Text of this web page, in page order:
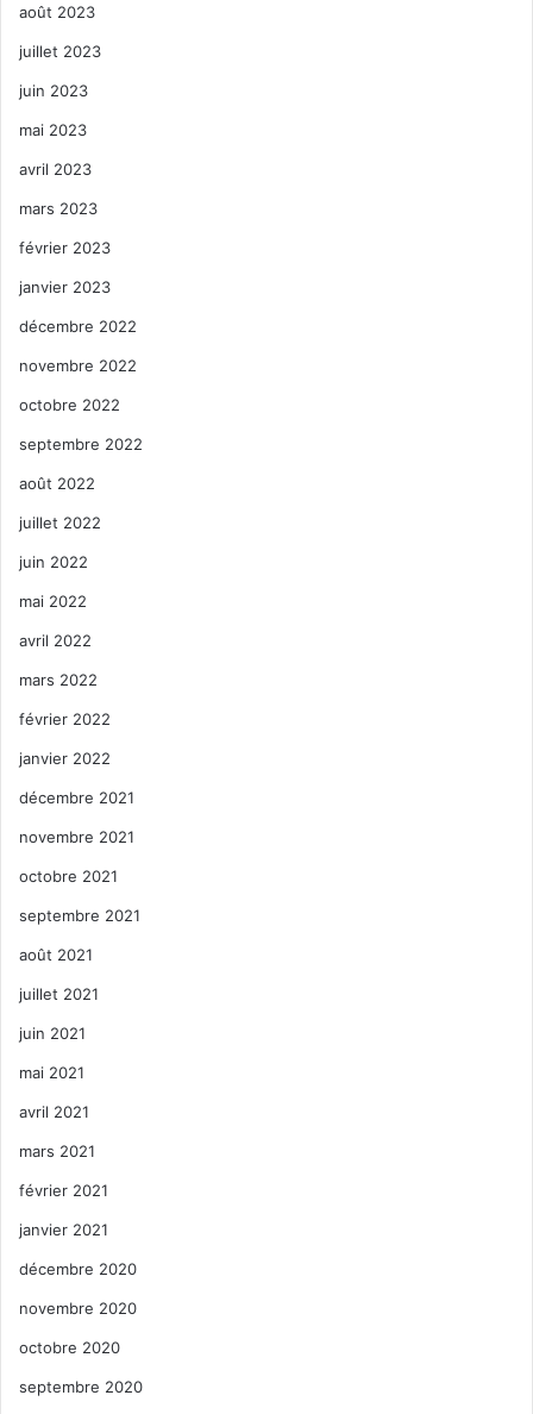
août 2023
juillet 2023
juin 2023
mai 2023
avril 2023
mars 2023
février 2023
janvier 2023
décembre 2022
novembre 2022
octobre 2022
septembre 2022
août 2022
juillet 2022
juin 2022
mai 2022
avril 2022
mars 2022
février 2022
janvier 2022
décembre 2021
novembre 2021
octobre 2021
septembre 2021
août 2021
juillet 2021
juin 2021
mai 2021
avril 2021
mars 2021
février 2021
janvier 2021
décembre 2020
novembre 2020
octobre 2020
septembre 2020